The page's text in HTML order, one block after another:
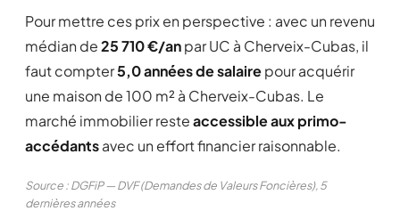
Pour mettre ces prix en perspective : avec un revenu
médian de25 710 €/anpar UC à Cherveix-Cubas, il
faut compter5,0 années de salairepour acquérir
une maison de 100 m² à Cherveix-Cubas. Le
marché immobilier resteaccessible aux primo-
accédantsavec un effort financier raisonnable.
Source : DGFiP — DVF (Demandes de Valeurs Foncières), 5
dernières années